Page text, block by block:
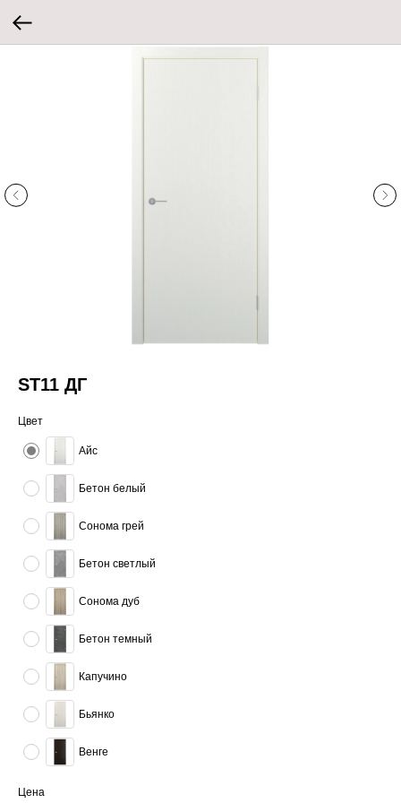
ST11 ДГ
Цвет
Айс
Бетон белый
Сонома грей
Бетон светлый
Сонома дуб
Бетон темный
Капучино
Бьянко
Венге
Цена